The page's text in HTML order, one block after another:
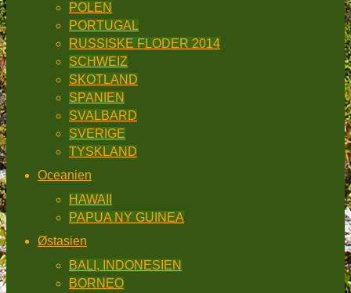
POLEN
PORTUGAL
RUSSISKE FLODER 2014
SCHWEIZ
SKOTLAND
SPANIEN
SVALBARD
SVERIGE
TYSKLAND
Oceanien
HAWAII
PAPUA NY GUINEA
Østasien
BALI, INDONESIEN
BORNEO